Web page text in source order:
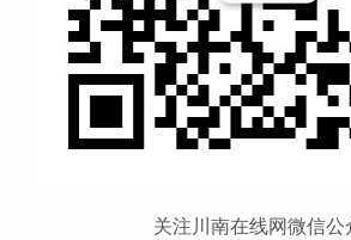
关注川南在线网微信公